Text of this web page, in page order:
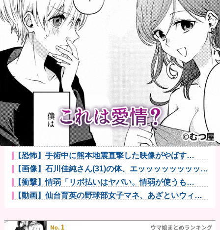
【悲報】コレコレ、月収1億円ｗｗｗそりゃ外出るのに
ボディガー...
【悲報】有名漫画家、がんを公表「大腸癌になってし
まいました。...
【画像】コスプレイヤーが死ぬ気で痩せた結果ｗｗｗ
ｗ
【衝撃】クルタ族虐 殺の犯人、ツェリードニヒで確
定！クロロの...
【悲報】週間少年ジャンプの「グッズ(43億円分)」を注
文し全...
非現実的なリベラル政策をゴリ押しした東京大学、貯
世界の「変わった自動販売機」を貼っていく【珍百
景】他
【速報】高市政権、エース級の財務官僚・一松旬氏を
左遷「彼は協...
【画像】本田望結の妹、本田望結より実ってしまうｗ
ｗｗｗｗｗｗ...
俺の不妊が発覚。 妻「夫婦2人で楽しく生きていこう
よ！」俺「...
【恐怖】手術中に熊本地震直撃した映像がやばす
ぎ・・・他
【画像】石川佳純さん(31)の体、エッッッッッッッッッ
ッッッ...
【衝撃】情弱「リボ払いはヤバい。情弱が使うも
の」 情強「リボ...
【動画】仙台育英の野球部女子マネ、あざといウィン